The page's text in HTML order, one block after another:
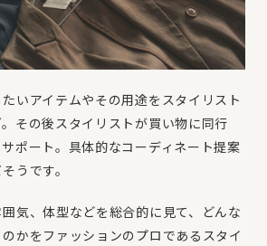
いアイテムやその用途をスタイリスト
その後スタイリストが買い物に同行
ポート。具体的なコーディネート提案
うです。
囲気、体型などを総合的に見て、どんな
かをファッションのプロであるスタイ